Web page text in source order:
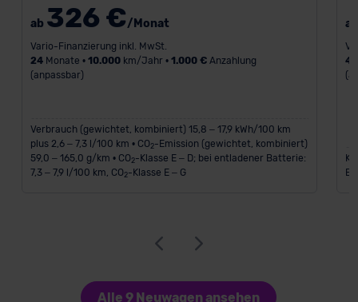
ab 326 €/Monat
Vario-Finanzierung inkl. MwSt.
24Monate • 10.000km/Jahr • 1.000 €Anzahlung
(anpassbar)
Verbrauch (gewichtet, kombiniert) 15,8 – 17,9 kWh/100 km
plus 2,6 – 7,3 l/100 km • CO2-Emission (gewichtet, kombiniert)
59,0 – 165,0 g/km • CO2-Klasse E – D; bei entladener Batterie:
7,3 – 7,9 l/100 km, CO2-Klasse E – G
48
Alle 9 Neuwagen ansehen